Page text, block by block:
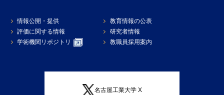
情報公開・提供
教育情報の公表
評価に関する情報
研究者情報
学術機関リポジトリ
教職員採用案内
名古屋工業大学 X